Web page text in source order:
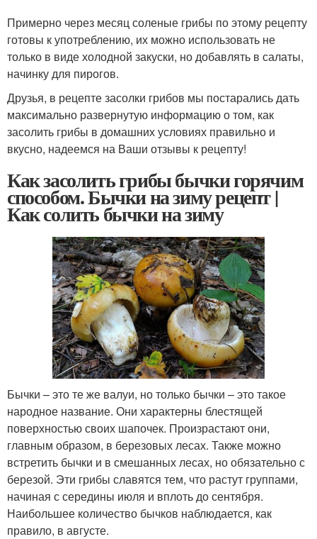
Примерно через месяц соленые грибы по этому рецепту
готовы к употреблению, их можно использовать не
только в виде холодной закуски, но добавлять в салаты,
начинку для пирогов.
Друзья, в рецепте засолки грибов мы постарались дать
максимально развернутую информацию о том, как
засолить грибы в домашних условиях правильно и
вкусно, надеемся на Ваши отзывы к рецепту!
Как засолить грибы бычки горячим
способом. Бычки на зиму рецепт |
Как солить бычки на зиму
Бычки – это те же валуи, но только бычки – это такое
народное название. Они характерны блестящей
поверхностью своих шапочек. Произрастают они,
главным образом, в березовых лесах. Также можно
встретить бычки и в смешанных лесах, но обязательно с
березой. Эти грибы славятся тем, что растут группами,
начиная с середины июля и вплоть до сентября.
Наибольшее количество бычков наблюдается, как
правило, в августе.